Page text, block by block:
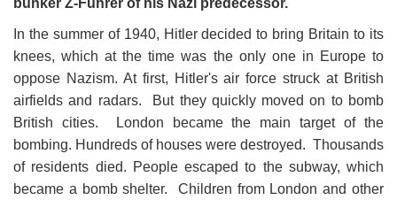
In the summer of 1940, Hitler decided to bring Britain to its
knees, which at the time was the only one in Europe to
oppose Nazism. At first, Hitler's air force struck at British
airfields and radars. But they quickly moved on to bomb
British cities. London became the main target of the
bombing. Hundreds of houses were destroyed. Thousands
of residents died. People escaped to the subway, which
became a bomb shelter. Children from London and other